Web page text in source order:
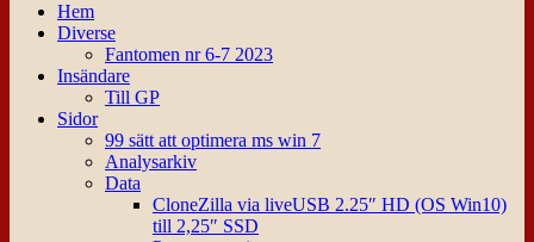
Hem
Diverse
Fantomen nr 6-7 2023
Insändare
Till GP
Sidor
99 sätt att optimera ms win 7
Analysarkiv
Data
CloneZilla via liveUSB 2.25″ HD (OS Win10)
till 2,25″ SSD